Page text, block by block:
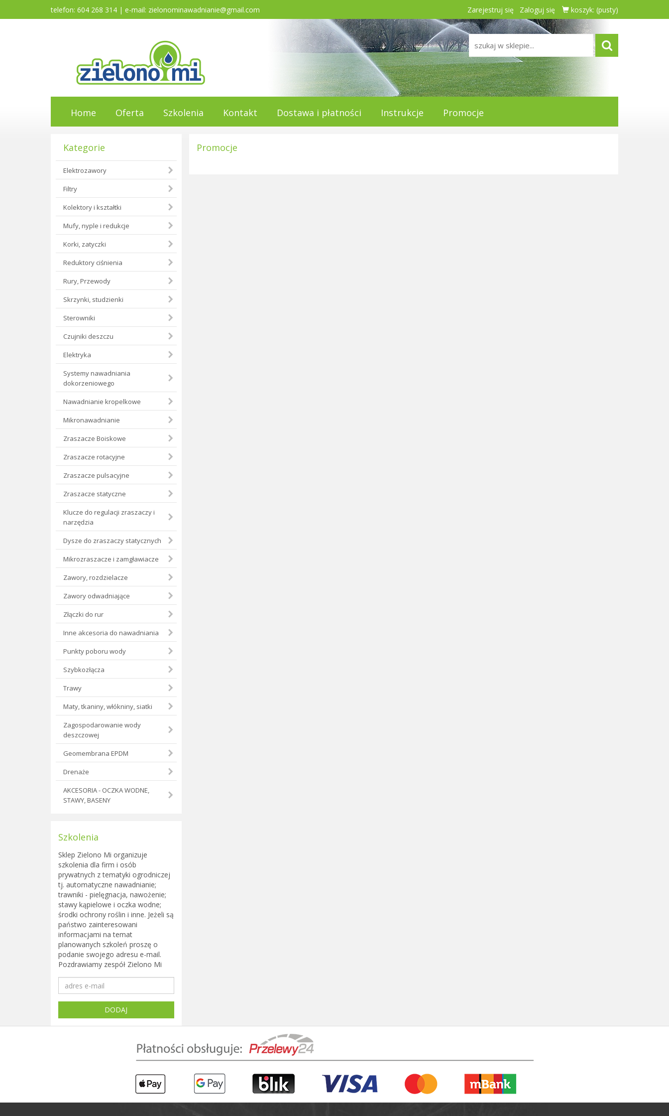
telefon: 604 268 314 | e-mail: zielonominawadnianie@gmail.com Zarejestruj się Zaloguj się koszyk: (pusty)
Home Oferta Szkolenia Kontakt Dostawa i płatności Instrukcje Promocje
Kategorie
Elektrozawory
Filtry
Kolektory i kształtki
Mufy, nyple i redukcje
Korki, zatyczki
Reduktory ciśnienia
Rury, Przewody
Skrzynki, studzienki
Sterowniki
Czujniki deszczu
Elektryka
Systemy nawadniania
dokorzeniowego
Nawadnianie kropelkowe
Mikronawadnianie
Zraszacze Boiskowe
Zraszacze rotacyjne
Zraszacze pulsacyjne
Zraszacze statyczne
Klucze do regulacji zraszaczy i
narzędzia
Dysze do zraszaczy statycznych
Mikrozraszacze i zamgławiacze
Zawory, rozdzielacze
Zawory odwadniające
Złączki do rur
Inne akcesoria do nawadniania
Punkty poboru wody
Szybkozłącza
Trawy
Maty, tkaniny, włókniny, siatki
Zagospodarowanie wody
deszczowej
Geomembrana EPDM
Drenaże
AKCESORIA - OCZKA WODNE,
STAWY, BASENY
Promocje
Szkolenia
Sklep Zielono Mi organizuje
szkolenia dla firm i osób
prywatnych z tematyki ogrodniczej
tj. automatyczne nawadnianie;
trawniki - pielęgnacja, nawożenie;
stawy kąpielowe i oczka wodne;
środki ochrony roślin i inne. Jeżeli są
państwo zainteresowani
informacjami na temat
planowanych szkoleń proszę o
podanie swojego adresu e-mail.
Pozdrawiamy zespół Zielono Mi